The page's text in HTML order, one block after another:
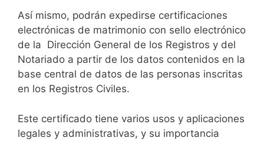
Así mismo, podrán expedirse certificaciones
electrónicas de matrimonio con sello electrónico
de la Dirección General de los Registros y del
Notariado a partir de los datos contenidos en la
base central de datos de las personas inscritas
en los Registros Civiles.
Este certificado tiene varios usos y aplicaciones
legales y administrativas, y su importancia